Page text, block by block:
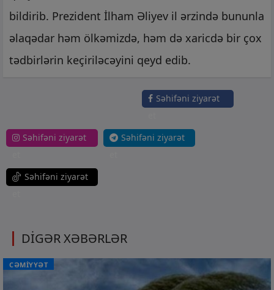
bildirib. Prezident İlham Əliyev il ərzində bununla
əlaqədar həm ölkəmizdə, həm də xaricdə bir çox
tədbirlərin keçiriləcəyini qeyd edib.
Səhifəni ziyarət
Səhifəni ziyarət
Səhifəni ziyarət
Səhifəni ziyarət
DİGƏR XƏBƏRLƏR
CƏMİYYƏT